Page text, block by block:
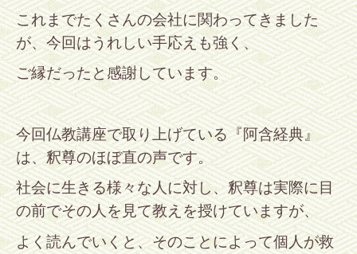
これまでたくさんの会社に関わってきました
が、今回はうれしい手応えも強く、
ご縁だったと感謝しています。
今回仏教講座で取り上げている『阿含経典』
は、釈尊のほぼ直の声です。
社会に生きる様々な人に対し、釈尊は実際に目
の前でその人を見て教えを授けていますが、
よく読んでいくと、そのことによって個人が救